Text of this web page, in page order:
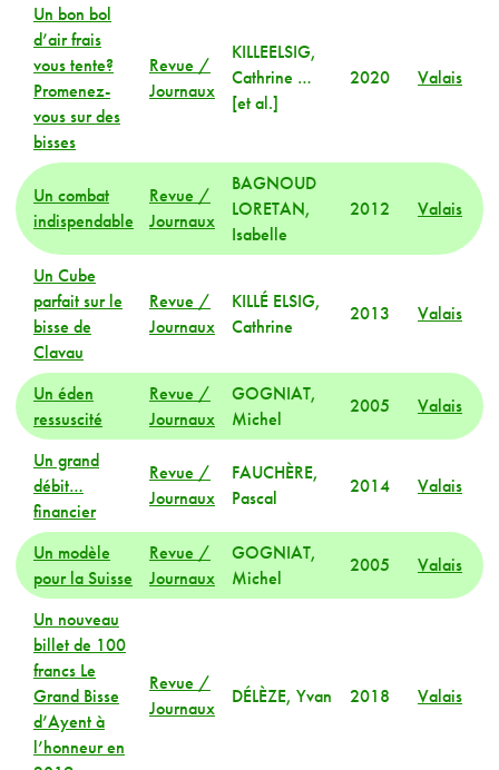
Un bon bol
d’air frais
vous tente?
Promenez-
vous sur des
bisses
Revue /
Journaux
KILLEELSIG,
Cathrine …
[et al.]
2020 Valais
Un combat
indispendable
Revue /
Journaux
BAGNOUD
LORETAN,
Isabelle
2012 Valais
Un Cube
parfait sur le
bisse de
Clavau
Revue /
Journaux
KILLÉ ELSIG,
Cathrine
2013 Valais
Un éden
ressuscité
Revue /
Journaux
GOGNIAT,
Michel
2005 Valais
Un grand
débit…
financier
Revue /
Journaux
FAUCHÈRE,
Pascal
2014 Valais
Un modèle
pour la Suisse
Revue /
Journaux
GOGNIAT,
Michel
2005 Valais
Un nouveau
billet de 100
francs Le
Grand Bisse
d’Ayent à
l’honneur en
Revue /
Journaux
DÉLÈZE, Yvan 2018 Valais